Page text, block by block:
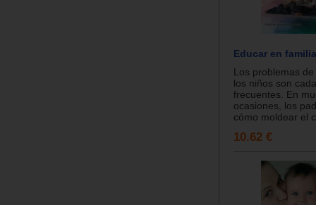
Educar en familia
Los problemas
los niños son
frecuentes. En
ocasiones, los
cómo moldear el
10.62 €